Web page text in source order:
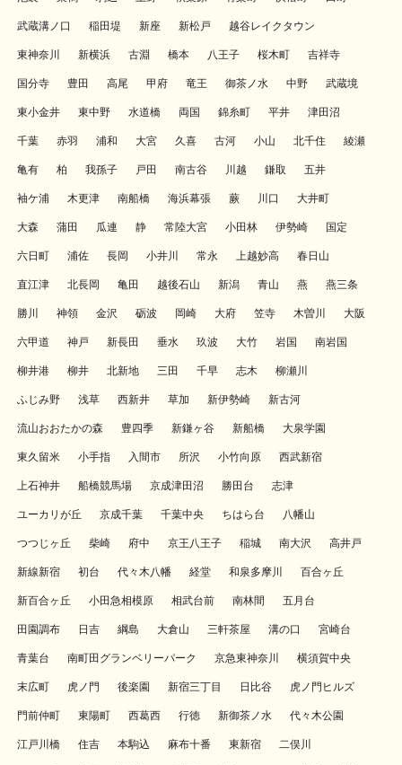
武蔵溝ノ口 稲田堤 新座 新松戸 越谷レイクタウン
東神奈川 新横浜 古淵 橋本 八王子 桜木町 吉祥寺
国分寺 豊田 高尾 甲府 竜王 御茶ノ水 中野 武蔵境
東小金井 東中野 水道橋 両国 錦糸町 平井 津田沼
千葉 赤羽 浦和 大宮 久喜 古河 小山 北千住 綾瀬
亀有 柏 我孫子 戸田 南古谷 川越 鎌取 五井
袖ケ浦 木更津 南船橋 海浜幕張 蕨 川口 大井町
大森 蒲田 瓜連 静 常陸大宮 小田林 伊勢崎 国定
六日町 浦佐 長岡 小井川 常永 上越妙高 春日山
直江津 北長岡 亀田 越後石山 新潟 青山 燕 燕三条
勝川 神領 金沢 砺波 岡崎 大府 笠寺 木曽川 大阪
六甲道 神戸 新長田 垂水 玖波 大竹 岩国 南岩国
柳井港 柳井 北新地 三田 千早 志木 柳瀬川
ふじみ野 浅草 西新井 草加 新伊勢崎 新古河
流山おおたかの森 豊四季 新鎌ヶ谷 新船橋 大泉学園
東久留米 小手指 入間市 所沢 小竹向原 西武新宿
上石神井 船橋競馬場 京成津田沼 勝田台 志津
ユーカリが丘 京成千葉 千葉中央 ちはら台 八幡山
つつじヶ丘 柴崎 府中 京王八王子 稲城 南大沢 高井戸
新線新宿 初台 代々木八幡 経堂 和泉多摩川 百合ヶ丘
新百合ヶ丘 小田急相模原 相武台前 南林間 五月台
田園調布 日吉 綱島 大倉山 三軒茶屋 溝の口 宮崎台
青葉台 南町田グランベリーパーク 京急東神奈川 横須賀中央
末広町 虎ノ門 後楽園 新宿三丁目 日比谷 虎ノ門ヒルズ
門前仲町 東陽町 西葛西 行徳 新御茶ノ水 代々木公園
江戸川橋 住吉 本駒込 麻布十番 東新宿 二俣川